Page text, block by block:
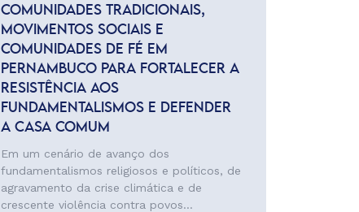
COMUNIDADES TRADICIONAIS,
MOVIMENTOS SOCIAIS E
COMUNIDADES DE FÉ EM
PERNAMBUCO PARA FORTALECER A
RESISTÊNCIA AOS
FUNDAMENTALISMOS E DEFENDER
A CASA COMUM
Em um cenário de avanço dos
fundamentalismos religiosos e políticos, de
agravamento da crise climática e de
crescente violência contra povos...